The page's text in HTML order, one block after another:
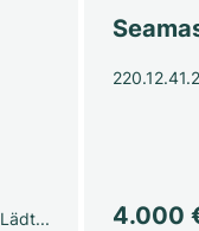
Lädt... 4.000